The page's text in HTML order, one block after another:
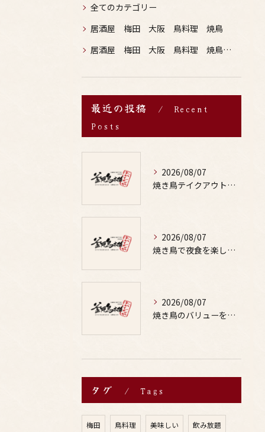
全てのカテゴリー
居酒屋 梅田 大阪 鳥料理 焼鳥
居酒屋 梅田 大阪 鳥料理 焼鳥 お酒
最近の投稿
Recent
Posts
2026/08/07
焼き鳥テイクアウトで居酒屋気分を自宅で満喫するための賢い注文術と本数の目安
2026/08/07
焼き鳥で夜食を楽しむ適量や部位の選び方と罪悪感なしの満足テクを徹底解説
2026/08/07
焼き鳥のバリューを徹底比較した居酒屋やお酒と楽しむ鳥料理選び方ガイド
タグ Tags
梅田 鳥料理 美味しい 飲み放題